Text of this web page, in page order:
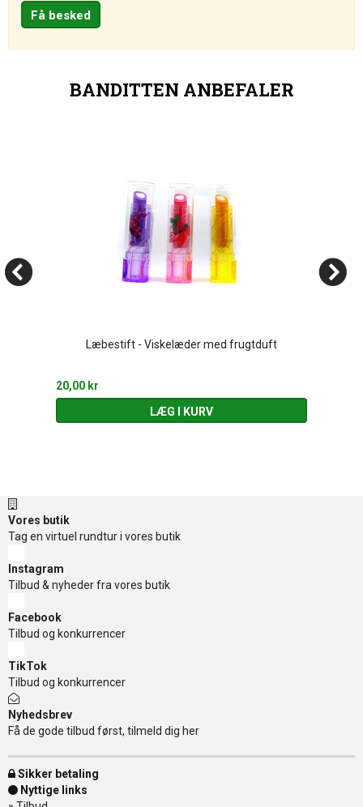
BANDITTEN ANBEFALER
Læbestift - Viskelæder med frugtduft
20,00 kr
LÆG I KURV
Vores butik
Tag en virtuel rundtur i vores butik
Instagram
Tilbud & nyheder fra vores butik
Facebook
Tilbud og konkurrencer
TikTok
Tilbud og konkurrencer
Nyhedsbrev
Få de gode tilbud først, tilmeld dig her
Sikker betaling
Nyttige links